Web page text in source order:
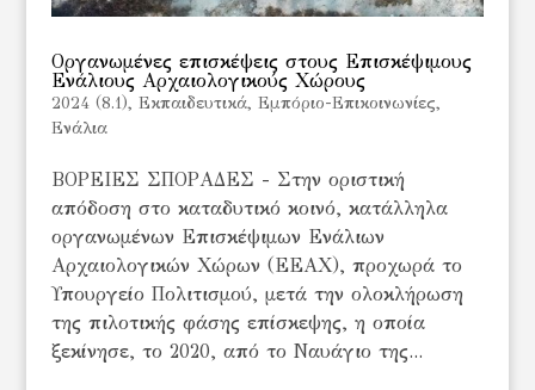
Οργανωμένες επισκέψεις στους Επισκέψιμους
Ενάλιους Αρχαιολογικούς Χώρους
2024 (8.1), Εκπαιδευτικά, Εμπόριο-Επικοινωνίες,
Ενάλια
ΒΟΡΕΙΕΣ ΣΠΟΡΑΔΕΣ - Στην οριστική
απόδοση στο καταδυτικό κοινό, κατάλληλα
οργανωμένων Επισκέψιμων Ενάλιων
Αρχαιολογικών Χώρων (ΕΕΑΧ), προχωρά το
Υπουργείο Πολιτισμού, μετά την ολοκλήρωση
της πιλοτικής φάσης επίσκεψης, η οποία
ξεκίνησε, το 2020, από το Ναυάγιο της...